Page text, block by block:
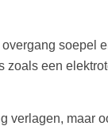
soepel
zoals een
verlagen, maar